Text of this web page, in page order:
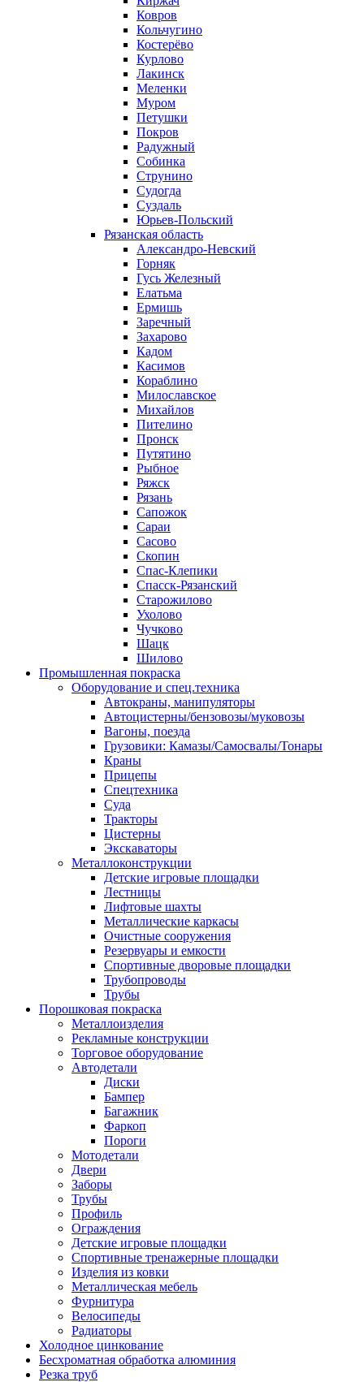
Ковров
Кольчугино
Костерёво
Курлово
Лакинск
Меленки
Муром
Петушки
Покров
Радужный
Собинка
Струнино
Судогда
Суздаль
Юрьев-Польский
Рязанская область
Александро-Невский
Горняк
Гусь Железный
Елатьма
Ермишь
Заречный
Захарово
Кадом
Касимов
Кораблино
Милославское
Михайлов
Пителино
Пронск
Путятино
Рыбное
Ряжск
Рязань
Сапожок
Сараи
Сасово
Скопин
Спас-Клепики
Спасск-Рязанский
Старожилово
Ухолово
Чучково
Шацк
Шилово
Промышленная покраска
Оборудование и спец.техника
Автокраны, манипуляторы
Автоцистерны/бензовозы/муковозы
Вагоны, поезда
Грузовики: Камазы/Самосвалы/Тонары
Краны
Прицепы
Спецтехника
Суда
Тракторы
Цистерны
Экскаваторы
Металлоконструкции
Детские игровые площадки
Лестницы
Лифтовые шахты
Металлические каркасы
Очистные сооружения
Резервуары и емкости
Спортивные дворовые площадки
Трубопроводы
Трубы
Порошковая покраска
Металлоизделия
Рекламные конструкции
Торговое оборудование
Автодетали
Диски
Бампер
Багажник
Фаркоп
Пороги
Мотодетали
Двери
Заборы
Трубы
Профиль
Ограждения
Детские игровые площадки
Спортивные тренажерные площадки
Изделия из ковки
Металлическая мебель
Фурнитура
Велосипеды
Радиаторы
Холодное цинкование
Бесхроматная обработка алюминия
Резка труб